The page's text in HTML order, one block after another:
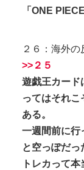
「ONE
２６：海外の
>>２５
遊戯王カード
ってはそれこ
ある。
一週間前に行
と空っぽだっ
トレカって本